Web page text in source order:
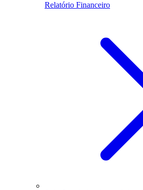
Relatório Financeiro